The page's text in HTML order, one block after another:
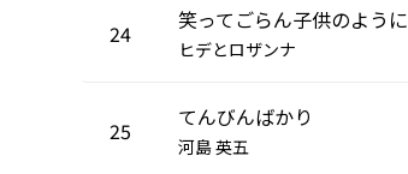
24 笑ってごらん子供のように
ヒデとロザンナ
25 てんびんばかり
河島 英五